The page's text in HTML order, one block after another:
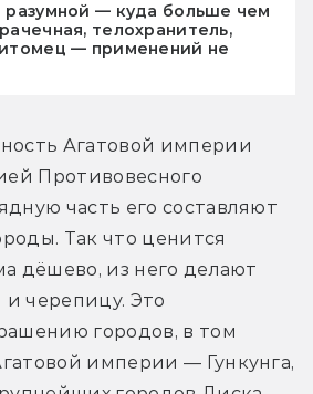
разумной — куда больше чем
телохранитель,
— применений не
Агатовой империи
Противовесного
часть его составляют
Так что ценится
дёшево, из него делают
черепицу. Это
городов, в том
империи — Гункунга,